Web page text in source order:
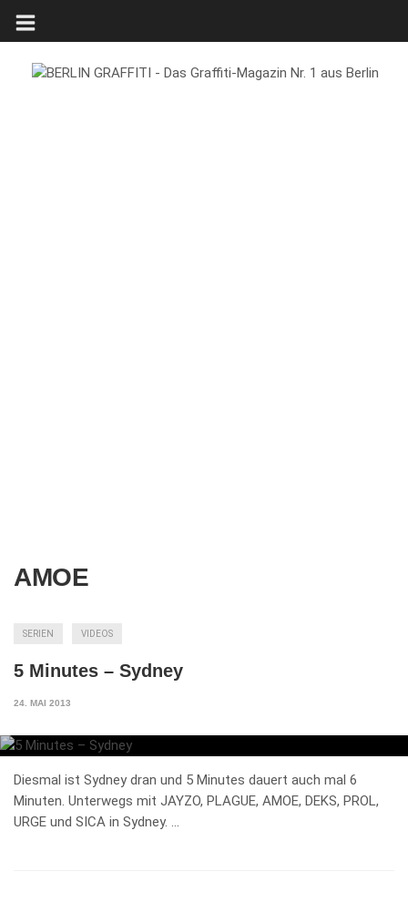
AMOE
SERIEN VIDEOS
5 Minutes – Sydney
24. MAI 2013
Diesmal ist Sydney dran und 5 Minutes dauert auch mal 6
Minuten. Unterwegs mit JAYZO, PLAGUE, AMOE, DEKS, PROL,
URGE und SICA in Sydney. …